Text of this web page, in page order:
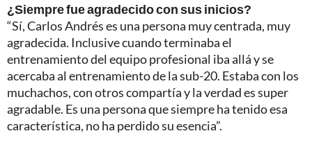
¿Siempre fue agradecido con sus inicios?
“Sí, Carlos Andrés es una persona muy centrada, muy
agradecida. Inclusive cuando terminaba el
entrenamiento del equipo profesional iba allá y se
acercaba al entrenamiento de la sub-20. Estaba con los
muchachos, con otros compartía y la verdad es super
agradable. Es una persona que siempre ha tenido esa
característica, no ha perdido su esencia”.